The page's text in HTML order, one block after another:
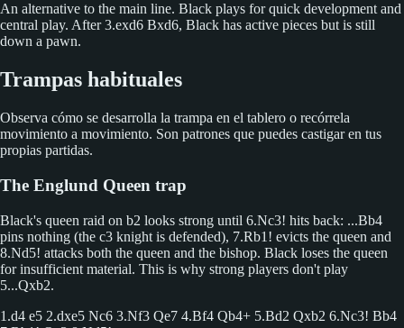
An alternative to the main line. Black plays for quick development and
central play. After 3.exd6 Bxd6, Black has active pieces but is still
down a pawn.
Trampas habituales
Observa cómo se desarrolla la trampa en el tablero o recórrela
movimiento a movimiento. Son patrones que puedes castigar en tus
propias partidas.
The Englund Queen trap
Black's queen raid on b2 looks strong until 6.Nc3! hits back: ...Bb4
pins nothing (the c3 knight is defended), 7.Rb1! evicts the queen and
8.Nd5! attacks both the queen and the bishop. Black loses the queen
for insufficient material. This is why strong players don't play
5...Qxb2.
1.d4 e5 2.dxe5 Nc6 3.Nf3 Qe7 4.Bf4 Qb4+ 5.Bd2 Qxb2 6.Nc3! Bb4